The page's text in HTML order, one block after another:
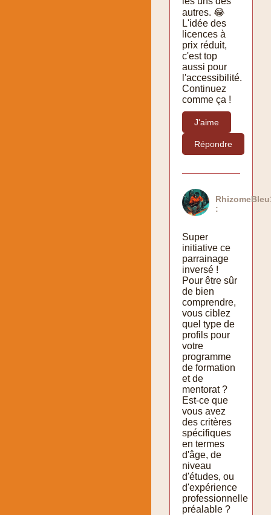
autres. 😂
L'idée des
licences à
prix réduit,
c'est top
aussi pour
l'accessibilité.
Continuez
comme ça !
J'aime
Répondre
:
Super
initiative ce
parrainage
inversé !
Pour être sûr
de bien
comprendre,
vous ciblez
quel type de
profils pour
votre
programme
de formation
et de
mentorat ?
Est-ce que
vous avez
des critères
spécifiques
en termes
d'âge, de
niveau
d'études, ou
d'expérience
professionnelle
préalable ?